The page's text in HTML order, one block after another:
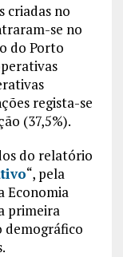
criadas no
se no
do Porto
regista-se
(37,5%).
do relatório
“, pela
Economia
primeira
demográfico